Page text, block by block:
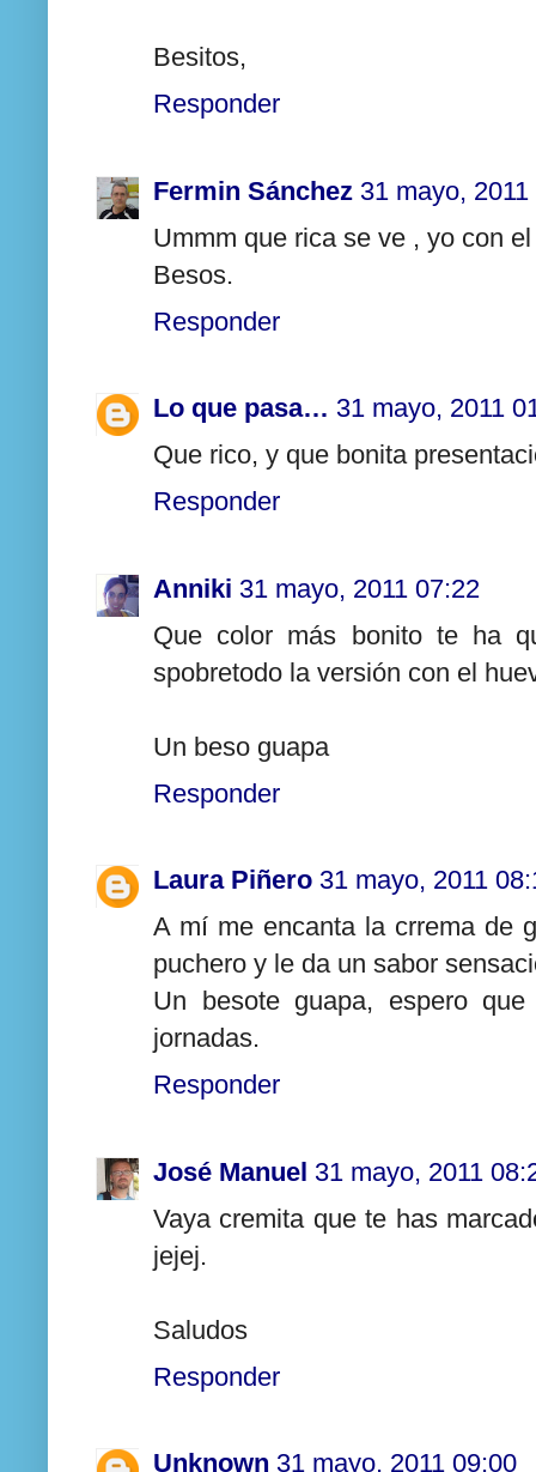
Besitos,
Responder
Fermin Sánchez 31 mayo,
Ummm que rica se ve , yo con
Besos.
Responder
Lo que pasa… 31 mayo, 2011
Que rico, y que bonita
Responder
Anniki 31 mayo, 2011 07:22
Que color más bonito te ha
spobretodo la versión con el
Un beso guapa
Responder
Laura Piñero 31 mayo, 2011
A mí me encanta la crrema de
puchero y le da un sabor
Un besote guapa, espero
jornadas.
Responder
José Manuel 31 mayo, 2011
Vaya cremita que te has
jejej.
Saludos
Responder
Unknown 31 mayo, 2011 09:00